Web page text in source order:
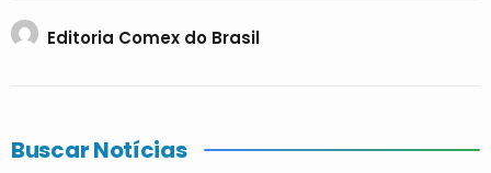
Editoria Comex do Brasil
Buscar Notícias